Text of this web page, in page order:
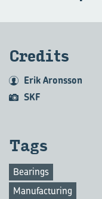
Cre­dits
Erik Aronsson
SKF
Tags
Bearings
Manufacturing